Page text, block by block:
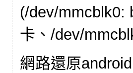
(/dev/mmcblk0:
卡、/dev/
網路還原android